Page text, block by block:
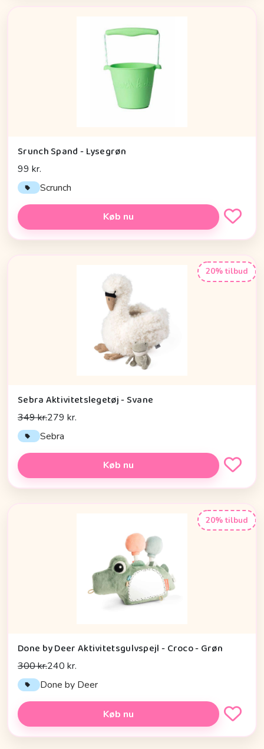
Srunch Spand - Lysegrøn
99 kr.
Scrunch
Køb nu
20% tilbud
Sebra Aktivitetslegetøj - Svane
349 kr.279 kr.
Sebra
Køb nu
20% tilbud
Done by Deer Aktivitetsgulvspejl - Croco - Grøn
300 kr.240 kr.
Done by Deer
Køb nu